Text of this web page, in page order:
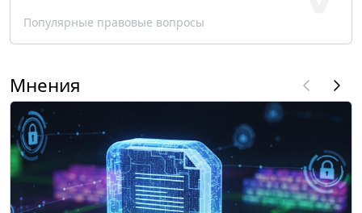
Популярные правовые вопросы
Мнения